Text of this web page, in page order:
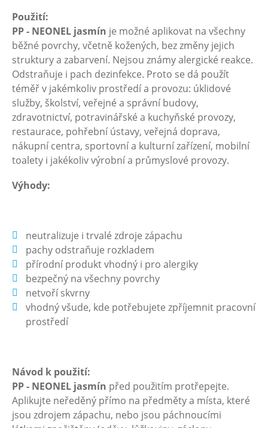
Použití:
PP - NEONEL jasmín je možné aplikovat na všechny
běžné povrchy, včetně kožených, bez změny jejich
struktury a zabarvení. Nejsou známy alergické reakce.
Odstraňuje i pach dezinfekce. Proto se dá použít
téměř v jakémkoliv prostředí a provozu: úklidové
služby, školství, veřejné a správní budovy,
zdravotnictví, potravinářské a kuchyňské provozy,
restaurace, pohřební ústavy, veřejná doprava,
nákupní centra, sportovní a kulturní zařízení, mobilní
toalety i jakékoliv výrobní a průmyslové provozy.
Výhody:
neutralizuje i trvalé zdroje zápachu
pachy odstraňuje rozkladem
přírodní produkt vhodný i pro alergiky
bezpečný na všechny povrchy
netvoří skvrny
vhodný všude, kde potřebujete zpříjemnit pracovní
prostředí
Návod k použití:
PP - NEONEL jasmín před použitím protřepejte.
Aplikujte neředěný přímo na předměty a místa, které
jsou zdrojem zápachu, nebo jsou páchnoucími